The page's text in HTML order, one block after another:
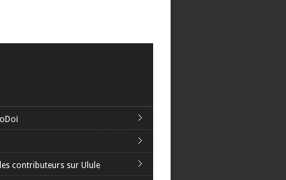
contributeurs sur Ulule